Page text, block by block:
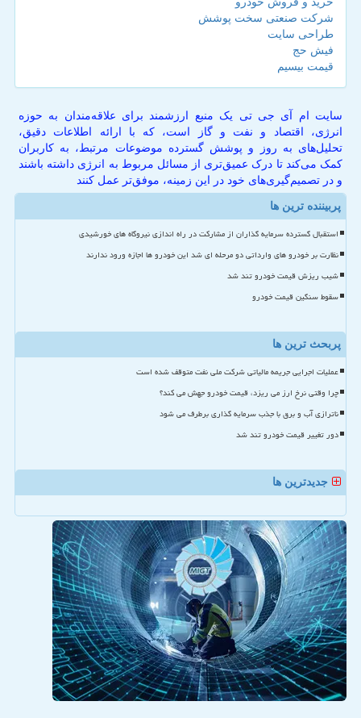
شرکت صنعتی سخت پوشش
طراحی سایت
فیش حج
قیمت بیسیم
سایت ام آی جی تی یک منبع ارزشمند برای علاقه‌مندان به حوزه
انرژی، اقتصاد و نفت و گاز است، که با ارائه اطلاعات دقیق،
تحلیل‌های به روز و پوشش گسترده موضوعات مرتبط، به کاربران
کمک می‌کند تا درک عمیق‌تری از مسائل مربوط به انرژی داشته باشند
و در تصمیم‌گیری‌های خود در این زمینه، موفق‌تر عمل کنند
پربیننده ترین ها
استقبال گسترده سرمایه گذاران از مشارکت در راه اندازی نیروگاه های خورشیدی
نظارت بر خودرو های وارداتی دو مرحله ای شد این خودرو ها اجازه ورود ندارند
شیب ریزش قیمت خودرو تند شد
سقوط سنگین قیمت خودرو
پربحث ترین ها
عملیات اجرایی جریمه مالیاتی شرکت ملی نفت متوقف شده است
چرا وقتی نرخ ارز می ریزد، قیمت خودرو جهش می کند؟
ناترازی آب و برق با جذب سرمایه گذاری برطرف می شود
دور تغییر قیمت خودرو تند شد
جدیدترین ها